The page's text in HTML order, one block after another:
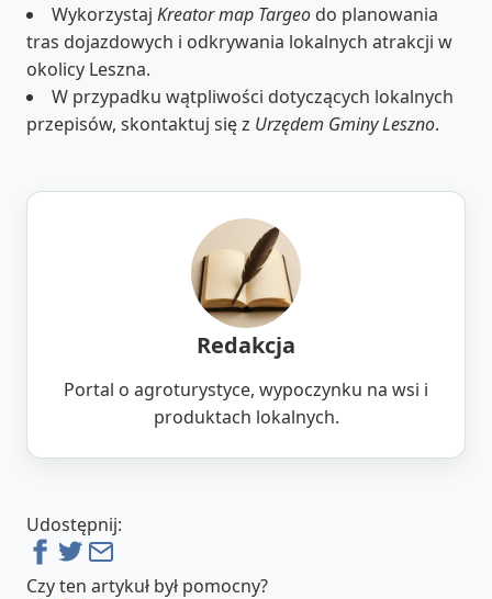
Wykorzystaj Kreator map Targeo do planowania
tras dojazdowych i odkrywania lokalnych atrakcji w
okolicy Leszna.
W przypadku wątpliwości dotyczących lokalnych
przepisów, skontaktuj się z Urzędem Gminy Leszno.
Redakcja
Portal o agroturystyce, wypoczynku na wsi i
produktach lokalnych.
Udostępnij:
Czy ten artykuł był pomocny?